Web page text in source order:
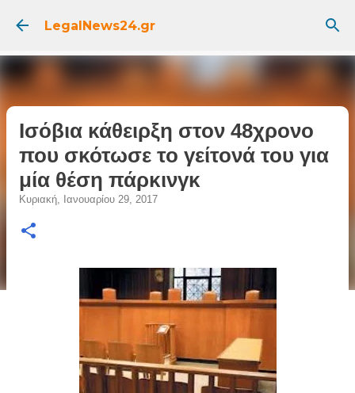
Μετάβαση στο κύριο περιεχόμενο
LegalNews24.gr
Ισόβια κάθειρξη στον 48χρονο
που σκότωσε το γείτονά του για
μία θέση πάρκινγκ
Κυριακή, Ιανουαρίου 29, 2017